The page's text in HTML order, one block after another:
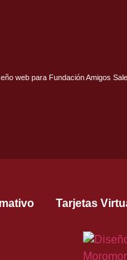
web para Fundación Amigos
Tarjetas